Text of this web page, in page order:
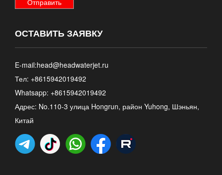
ОСТАВИТЬ ЗАЯВКУ
E-mail:head@headwaterjet.ru
Тел: +8615942019492
Whatsapp: +8615942019492
Адрес: No.110-3 улица Hongrun, район Yuhong, Шэньян,
Китай